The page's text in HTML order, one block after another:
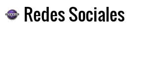
Redes Sociales